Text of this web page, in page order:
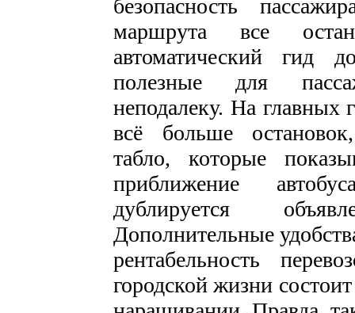
безопасность
маршрута все
автоматический гид
полезные для
неподалеку. На главных
всё больше
табло, которые
приближение
дублируется
Дополнительные
рентабельность
городской жизни